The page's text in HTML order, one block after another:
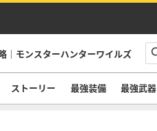
｜モンスターハンターワイルズ
ストーリー 最強装備 最強武器